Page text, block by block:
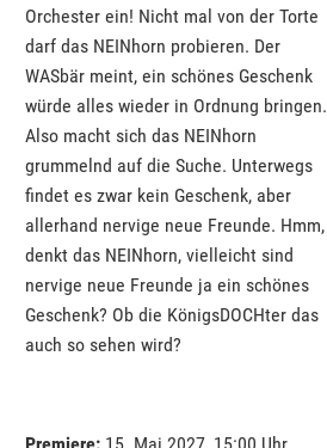
Orchester ein! Nicht mal von der Torte
darf das NEINhorn probieren. Der
WASbär meint, ein schönes Geschenk
würde alles wieder in Ordnung bringen.
Also macht sich das NEINhorn
grummelnd auf die Suche. Unterwegs
findet es zwar kein Geschenk, aber
allerhand nervige neue Freunde. Hmm,
denkt das NEINhorn, vielleicht sind
nervige neue Freunde ja ein schönes
Geschenk? Ob die KönigsDOCHter das
auch so sehen wird?